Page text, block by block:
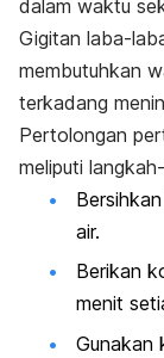
dalam waktu
Gigitan laba-
membutuhkan
terkadang
Pertolongan
meliputi
air.
Berikan
menit
Gunakan